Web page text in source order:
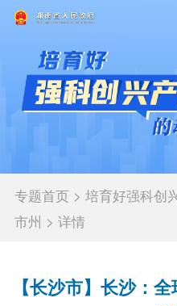
专题首页 >培育好强科创
市州 > 详情
【长沙市】长沙：